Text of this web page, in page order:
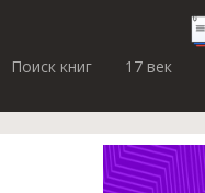
Поиск книг
17 век